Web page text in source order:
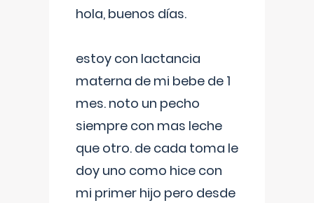
hola, buenos días.
estoy con lactancia
materna de mi bebe de 1
mes. noto un pecho
siempre con mas leche
que otro. de cada toma le
doy uno como hice con
mi primer hijo pero desde